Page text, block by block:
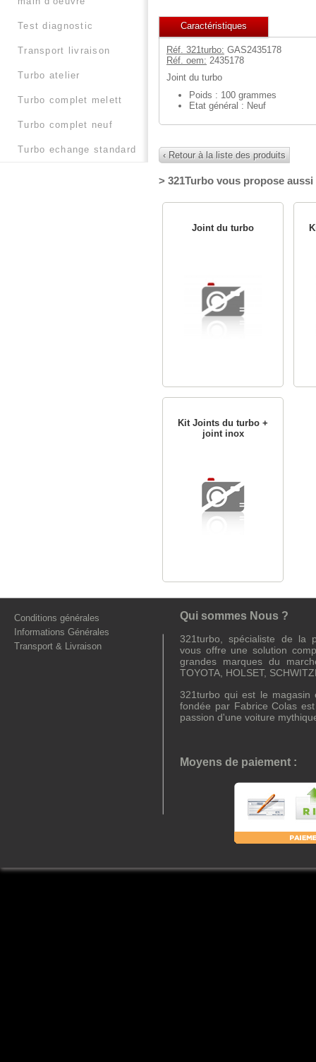
Caractéristiques
Réf. 321turbo: GAS2435178
Réf. oem: 2435178
Joint du turbo
Poids : 100 grammes
Etat général : Neuf
‹ Retour à la liste des produits
> 321Turbo vous propose aussi
Joint du turbo
Kit Joints du turbo +
joint inox
test diagnostic
transport livraison
turbo atelier
turbo complet melett
turbo complet neuf
turbo echange standard
Conditions générales
Informations Générales
Transport & Livraison
Qui sommes Nous ?
321turbo, spécialiste de la
vous offre une solution
grandes marques du
TOYOTA, HOLSET,
321turbo qui est le magasin
fondée par Fabrice Colas
passion d'une voiture
Moyens de paiement :